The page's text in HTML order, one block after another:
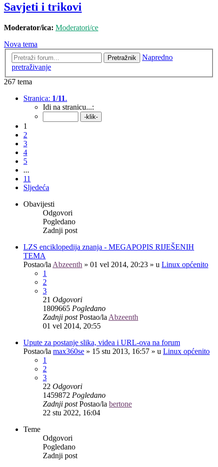
Savjeti i trikovi
Moderator/ica: Moderatori/ce
Nova tema
Pretražnik
Napredno
pretraživanje
267 tema
Stranica: 1/11.
Idi na stranicu...:
1
2
3
4
5
...
11
Sljedeća
Obavijesti
Odgovori
Pogledano
Zadnji post
LZS enciklopedija znanja - MEGAPOPIS RIJEŠENIH
TEMA
Postao/la Abzeenth » 01 vel 2014, 20:23 » u Linux općenito
1
2
3
21 Odgovori
1809665 Pogledano
Zadnji postPostao/la Abzeenth
01 vel 2014, 20:55
Upute za postanje slika, videa i URL-ova na forum
Postao/la max360se » 15 stu 2013, 16:57 » u Linux općenito
1
2
3
22 Odgovori
1459872 Pogledano
Zadnji postPostao/la bertone
22 stu 2022, 16:04
Teme
Odgovori
Pogledano
Zadnji post